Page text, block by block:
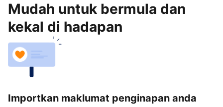
Mudah untuk bermula dan
kekal di hadapan
Importkan maklumat penginapan anda